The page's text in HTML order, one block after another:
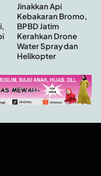
Jinakkan Api
Kebakaran Bromo,
BPBD Jatim
Kerahkan Drone
Water Spray dan
Helikopter